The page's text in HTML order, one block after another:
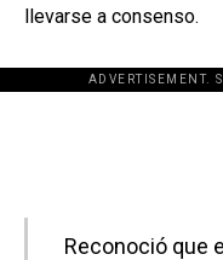
llevarse a consenso.
ADVERTISEMENT.
Reconoció que